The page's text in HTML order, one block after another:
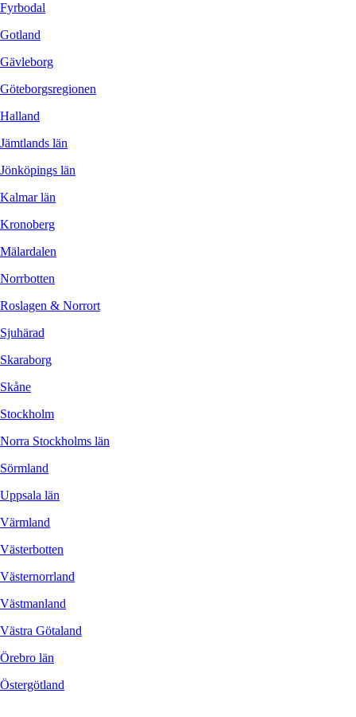
Fyrbodal
Gotland
Gävleborg
Göteborgsregionen
Halland
Jämtlands län
Jönköpings län
Kalmar län
Kronoberg
Mälardalen
Norrbotten
Roslagen & Norrort
Sjuhärad
Skaraborg
Skåne
Stockholm
Norra Stockholms län
Sörmland
Uppsala län
Värmland
Västerbotten
Västernorrland
Västmanland
Västra Götaland
Örebro län
Östergötland